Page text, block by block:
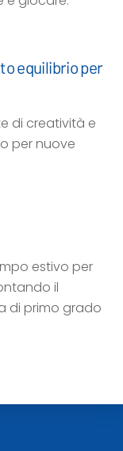
equilibrio per
di creatività e
per nuove
estivo per
il
di primo grado